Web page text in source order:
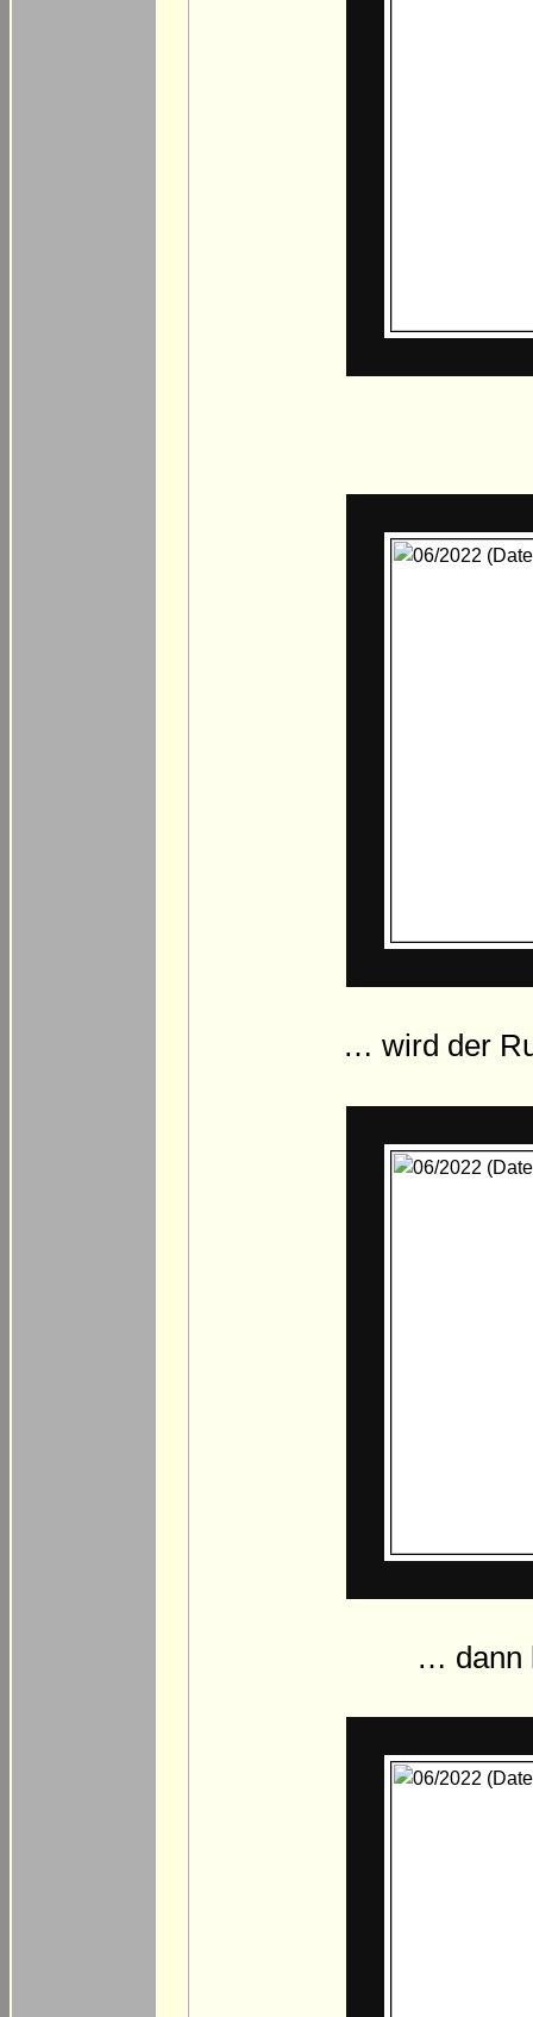
… wird der
… dann